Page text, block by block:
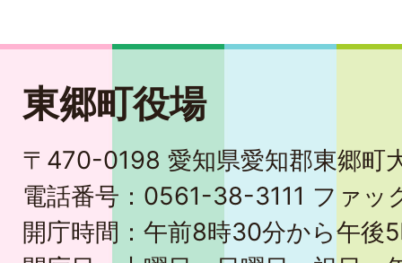
東郷町役場
〒470-0198 愛知県愛知郡東郷町
電話番号：0561-38-3111 ファ
開庁時間：午前8時30分から午後